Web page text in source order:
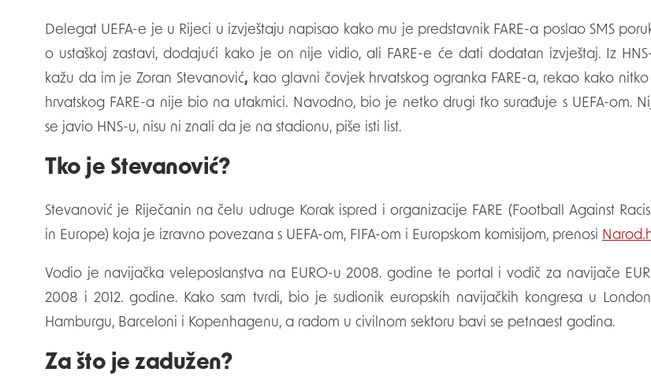
Delegat UEFA-e je u Rijeci u izvještaju napisao kako mu je predstavnik FARE-a poslao SMS
o ustaškoj zastavi, dodajući kako je on nije vidio, ali FARE-e će dati dodatan izvještaj. Iz
kažu da im je Zoran Stevanović, kao glavni čovjek hrvatskog ogranka FARE-a, rekao kako nitko
hrvatskog FARE-a nije bio na utakmici. Navodno, bio je netko drugi tko surađuje s UEFA-om.
se javio HNS-u, nisu ni znali da je na stadionu, piše isti list.
Tko je Stevanović?
Stevanović je Riječanin na čelu udruge Korak ispred i organizacije FARE (Football Against
in Europe) koja je izravno povezana s UEFA-om, FIFA-om i Europskom komisijom, prenosi
Vodio je navijačka veleposlanstva na EURO-u 2008. godine te portal i vodič za navijače
2008 i 2012. godine. Kako sam tvrdi, bio je sudionik europskih navijačkih kongresa u
Hamburgu, Barceloni i Kopenhagenu, a radom u civilnom sektoru bavi se petnaest godina.
Za što je zadužen?